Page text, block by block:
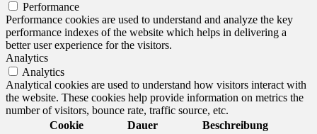
Performance
Performance cookies are used to understand and analyze the key
performance indexes of the website which helps in delivering a
better user experience for the visitors.
Analytics
Analytics
Analytical cookies are used to understand how visitors interact with
the website. These cookies help provide information on metrics the
number of visitors, bounce rate, traffic source, etc.
Cookie
Dauer Beschreibung